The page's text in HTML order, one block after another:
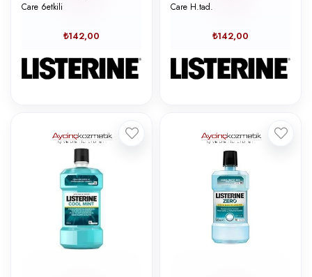
Care 6etkili
₺142,00
Care H.tad.
₺142,00